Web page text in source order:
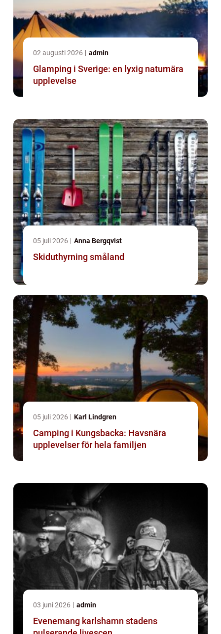
02 augusti 2026 admin
Glamping i Sverige: en lyxig naturnära
upplevelse
05 juli 2026 Anna Bergqvist
Skiduthyrning småland
05 juli 2026 Karl Lindgren
Camping i Kungsbacka: Havsnära
upplevelser för hela familjen
03 juni 2026 admin
Evenemang karlshamn stadens